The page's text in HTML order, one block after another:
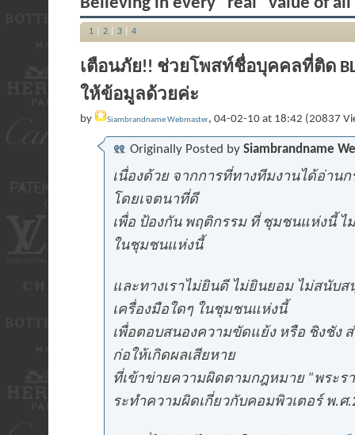
1| 2| 3| 4
เตือนภัย!! ช่วยโพสท์ชื่อบุคคลที่ติด
ให้ข้อมูลด้วยค่ะ
by Siambrandname Webmaster, 04-02-10 at 18:42 (20837
Originally Posted by Siambrandname
เนื่องด้วย จากการที่ทางทีมงานได้อ่าน
โดยเจตนาที่ดี
เพื่อ ป้องกัน พฤติกรรม ที่ ชุมชนแห่งนี้ ไ
ในชุมชนแห่งนี้
และทางเราไม่ยินดี ไม่ยินยอม ไม่สนับส
เครื่องมือใดๆ ในชุมชนแห่งนี้
เพื่อตอบสนองความขัดแย้ง หรือ ชิงชัง
ก่อให้เกิดผลเสียหาย
ที่เข้าข่ายความผิดตามกฎหมาย “พระ
ระทำความผิดเกี่ยวกับคอมพิวเตอร์ พ.ศ